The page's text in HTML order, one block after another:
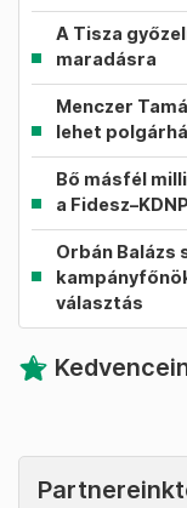
A Tisza
maradásra
Menczer
lehet
Bő másfél
a Fidesz–KDNP
Orbán Balázs
választás